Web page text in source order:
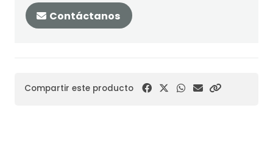
Contáctanos
Compartir este producto